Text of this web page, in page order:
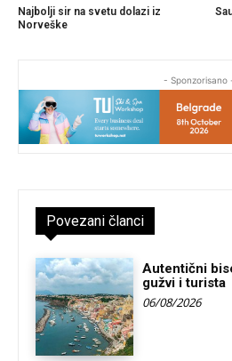
Najbolji sir na svetu dolazi iz
Norveške
- Sponzorisano
Povezani članci
Autentični
gužvi i turista
06/08/2026